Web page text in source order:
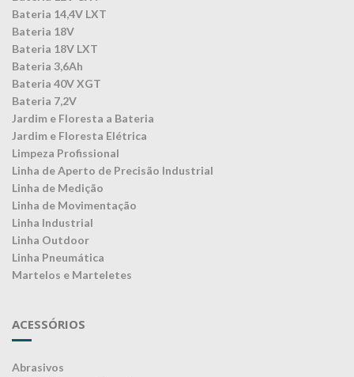
Bateria 14,4V LXT
Bateria 18V
Bateria 18V LXT
Bateria 3,6Ah
Bateria 40V XGT
Bateria 7,2V
Jardim e Floresta a Bateria
Jardim e Floresta Elétrica
Limpeza Profissional
Linha de Aperto de Precisão Industrial
Linha de Medição
Linha de Movimentação
Linha Industrial
Linha Outdoor
Linha Pneumática
Martelos e Marteletes
ACESSÓRIOS
Abrasivos